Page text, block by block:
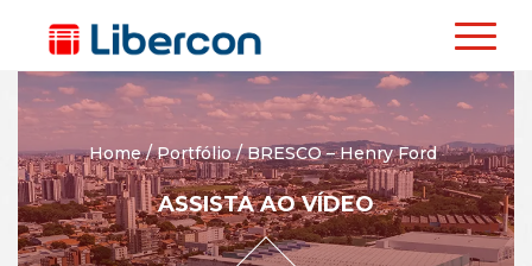
Home/ Portfólio/ BRESCO – Henry Ford
ASSISTA AO VÍDEO